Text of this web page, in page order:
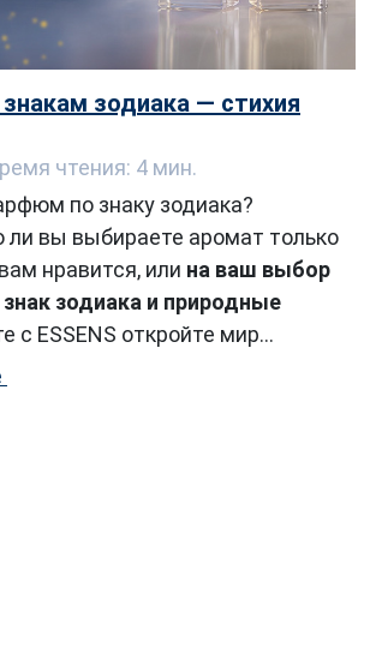
зодиака — стихия
чтения: 4 мин.
по знаку зодиака?
ли вы выбираете аромат только
нравится, или на ваш выбор
зодиака и природные
с ESSENS откройте мир
четырёх природных стихий. В